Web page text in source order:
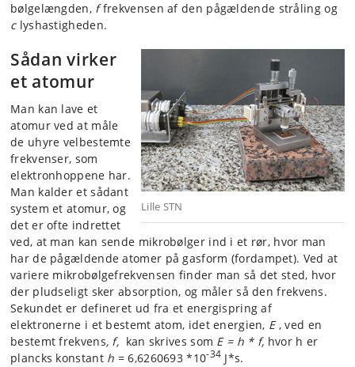
bølgelængden, ffrekvensen af den pågældende stråling og
clyshastigheden.
Lille STN
Sådan virker
et atomur
Man kan lave et
atomur ved at måle
de uhyre velbestemte
frekvenser, som
elektronhoppene har.
Man kalder et sådant
system et atomur, og
det er ofte indrettet
ved, at man kan sende mikrobølger ind i et rør, hvor man
har de pågældende atomer på gasform (fordampet). Ved at
variere mikrobølgefrekvensen finder man så det sted, hvor
der pludseligt sker absorption, og måler så den frekvens.
Sekundet er defineret ud fra et energispring af
elektronerne i et bestemt atom, idet energien, E, ved en
bestemt frekvens, f, kan skrives som E = h * f, hvor h er
plancks konstant h = 6,6260693 *10-34 J*s.